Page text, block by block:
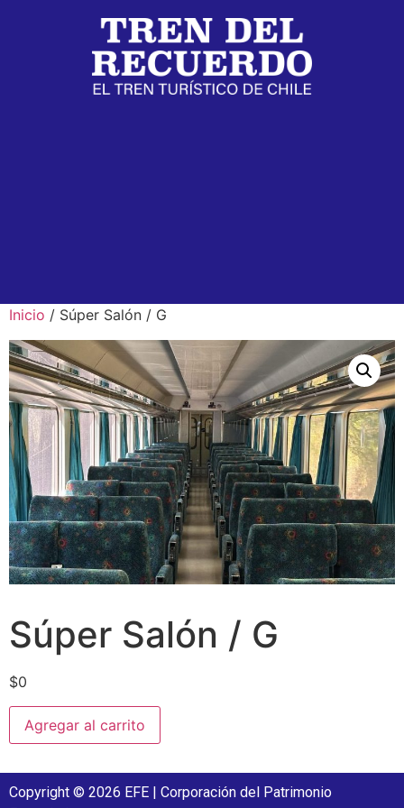
Inicio / Súper Salón / G
Súper Salón / G
$0
Agregar al carrito
Copyright © 2026 EFE | Corporación del Patrimonio